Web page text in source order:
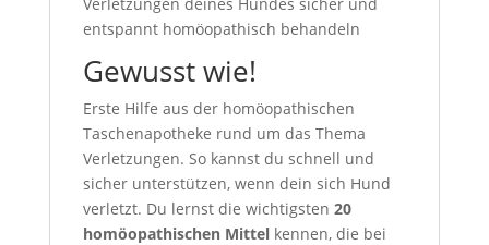
entspannt homöopathisch behandeln
Gewusst wie!
Erste Hilfe aus der homöopathischen
Taschenapotheke rund um das Thema
Verletzungen. So kannst du schnell und
sicher unterstützen, wenn dein sich Hund
verletzt. Du lernst die wichtigsten 20
homöopathischen Mittelkennen, die bei